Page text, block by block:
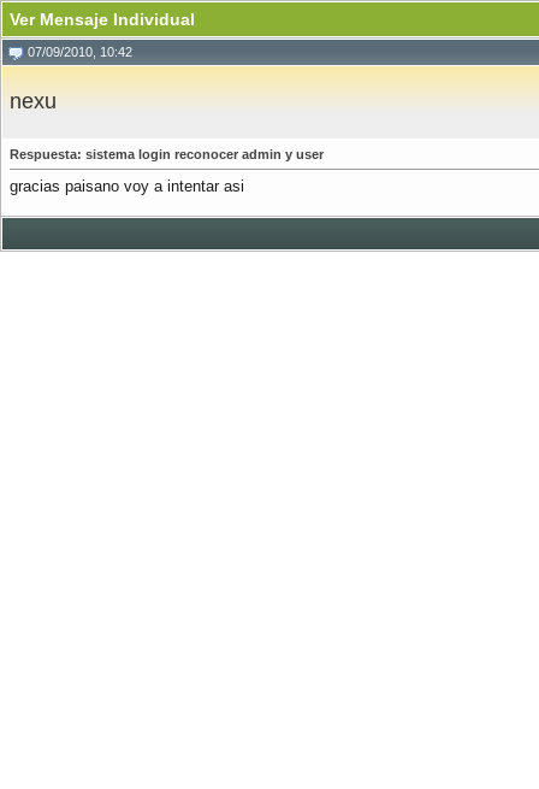
Ver Mensaje Individual
07/09/2010, 10:42
nexu
Respuesta: sistema login reconocer admin y user
gracias paisano voy a intentar asi